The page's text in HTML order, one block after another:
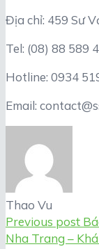
Địa chỉ: 459 Sư
Tel: (08) 88 589
Hotline: 0934
Email:
Thao Vu
Previous post
Nha Trang –